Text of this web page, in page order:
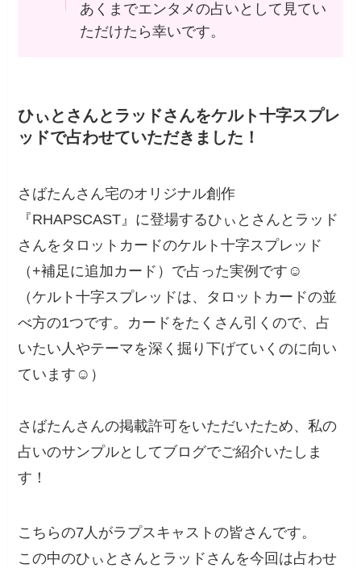
あくまでエンタメの占いとして見てい
ただけたら幸いです。
ひぃとさんとラッドさんをケルト十字スプレ
ッドで占わせていただきました！
さばたんさん宅のオリジナル創作
『RHAPSCAST』に登場するひぃとさんとラッド
さんをタロットカードのケルト十字スプレッド
（+補足に追加カード）で占った実例です☺️
（ケルト十字スプレッドは、タロットカードの並
べ方の1つです。カードをたくさん引くので、占
いたい人やテーマを深く掘り下げていくのに向い
ています☺️）
さばたんさんの掲載許可をいただいたため、私の
占いのサンプルとしてブログでご紹介いたしま
す！
こちらの7人がラプスキャストの皆さんです。
この中のひぃとさんとラッドさんを今回は占わせ